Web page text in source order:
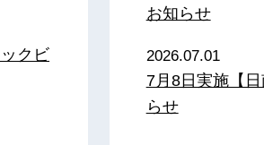
クビ
お知らせ
2026.07.01
7月8日実施【
らせ